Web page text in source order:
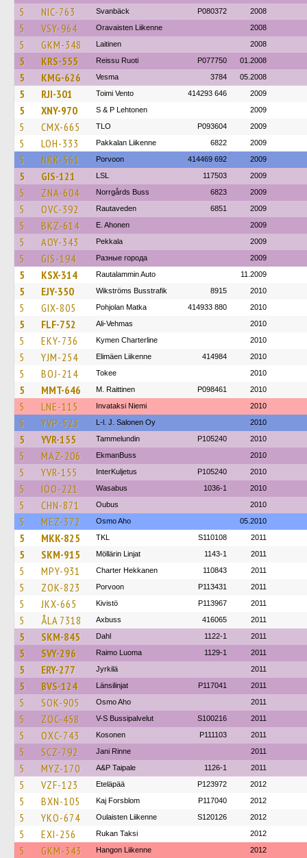
5 NIC-763 Svanbäck P080372 2008
5 VSY-964 Oravaisten Liikenne 2008
5 GKM-348 Laitinen 2008
5 KRS-555 Reissu Ruoti P077750 01.2008
5 KMG-626 Vesma 3784 05.2008
5 RJI-301 Toimi Vento 414293 646 2009
5 XNY-970 S & P Lehtonen 2009
5 CMX-665 TLO P093604 2009
5 LOH-333 Pakkalan Liikenne 6822 2009
5 NKK-561 Porvoon 414469 692 2009
5 GIS-121 LSL 117503 2009
5 ZNA-604 Norrgårds Buss 6823 2009
5 OVC-392 Rautaveden 6851 2009
5 BKZ-614 E. Ahonen 2009
5 AOY-343 Pekkala 2009
5 GIS-194 Разные города 2009
5 KSX-314 Rautalammin Auto 11.2009
5 EJY-350 Wikströms Busstrafik 8915 2010
5 GIX-805 Pohjolan Matka 414933 880 2010
5 FLF-752 Ali-Vehmas 2010
5 EKY-736 Kymen Charterline 2010
5 YJM-254 Elimäen Liikenne 414984 2010
5 BOJ-214 Tokee 2010
5 MMT-646 M. Raittinen P098461 2010
5 LNE-115 Invataksi Niemi 2010
5 YVP-523 L-l. J. Salonen Oy 2010
5 YVR-155 Tammelundin P105240 2010
5 MAZ-206 EkmanBuss 2010
5 YVR-155 InterKuljetus P105240 2010
5 IOO-221 Wasabus 1036-1 2010
5 CHN-871 Oubus 2010
5 MEZ-372 Osmo Aho 05.2010
5 MKK-825 TKL S110108 2011
5 SKM-915 Möllärin Linjat 1143-1 2011
5 MPY-931 Charter Hekkanen 110843 2011
5 ZOK-823 Porvoon P113431 2011
5 JKX-665 Kivistö P113967 2011
5 ÅLA 7318 Axbuss 416065 2011
5 SKM-845 Dahl 1122-1 2011
5 SVY-296 Raimo Luoma 1129-1 2011
5 ERY-277 Jyrkilä 2011
5 BVS-124 Länsilinjat P117041 2011
5 SOK-905 Osmo Aho 2011
5 ZOC-458 V-S Bussipalvelut S100216 2011
5 OXC-743 Kosonen P111103 2011
5 SCZ-792 Jani Rinne 2011
5 MYZ-170 A&P Taipale 1126-1 2011
5 VZF-123 Eteläpää P123972 2012
5 BXN-105 Kaj Forsblom P117040 2012
5 YKO-674 Oulaisten Liikenne S120126 2012
5 EXI-256 Rukan Taksi 2012
5 GKM-343 Hangon Liikenne 2012